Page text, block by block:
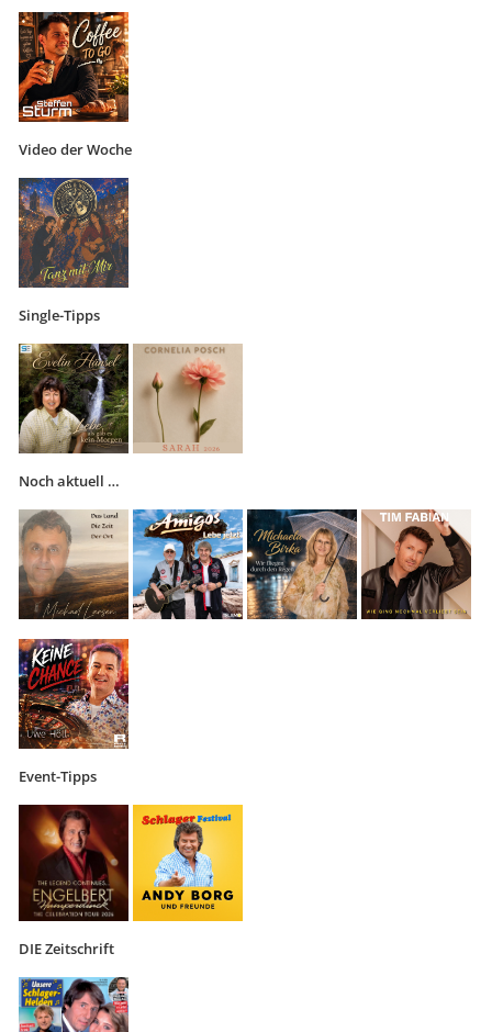
Video der Woche
Single-Tipps
Noch aktuell …
Event-Tipps
DIE Zeitschrift